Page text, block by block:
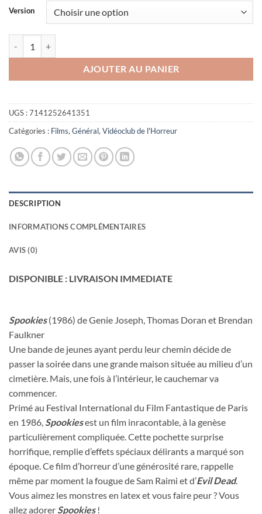
à
25,00€
Version
AJOUTER AU PANIER
UGS :7141252641351
Catégories : Films, Général, Vidéoclub de l'Horreur
DESCRIPTION
INFORMATIONS COMPLÉMENTAIRES
AVIS (0)
DISPONIBLE : LIVRAISON IMMEDIATE
Spookies(1986) de Genie Joseph, Thomas Doran et Brendan
Faulkner
Une bande de jeunes ayant perdu leur chemin décide de
passer la soirée dans une grande maison située au milieu d’un
cimetière. Mais, une fois à l’intérieur, le cauchemar va
commencer.
Primé au Festival International du Film Fantastique de Paris
en 1986, Spookiesest un film inracontable, à la genèse
particulièrement compliquée. Cette pochette surprise
horrifique, remplie d’effets spéciaux délirants a marqué son
époque. Ce film d’horreur d’une générosité rare, rappelle
même par moment la fougue de Sam Raimi et d’Evil Dead.
Vous aimez les monstres en latex et vous faire peur ? Vous
allez adorer Spookies!